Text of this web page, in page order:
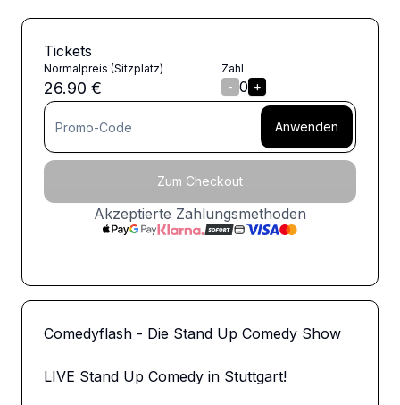
Tickets
Normalpreis (Sitzplatz)
26.90 €
Zahl
- 0 +
Anwenden
Zum Checkout
Akzeptierte Zahlungsmethoden
Comedyflash - Die Stand Up Comedy Show
LIVE Stand Up Comedy in Stuttgart!